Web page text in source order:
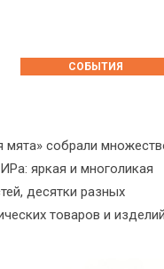
СОБЫТИЯ
мята» собрали
яркая и многоликая
десятки разных
товаров и изделий